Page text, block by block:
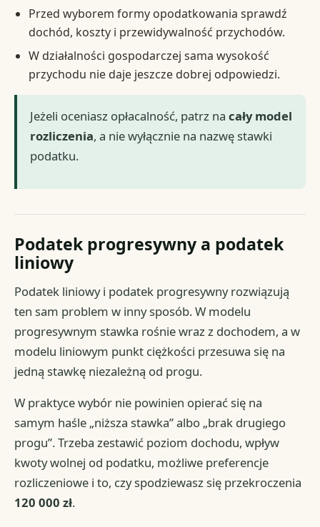
Przed wyborem formy opodatkowania sprawdź
dochód, koszty i przewidywalność przychodów.
W działalności gospodarczej sama wysokość
przychodu nie daje jeszcze dobrej odpowiedzi.
Jeżeli oceniasz opłacalność, patrz nacały model
rozliczenia, a nie wyłącznie na nazwę stawki
podatku.
Podatek progresywny a podatek
liniowy
Podatek liniowy i podatek progresywny rozwiązują
ten sam problem w inny sposób. W modelu
progresywnym stawka rośnie wraz z dochodem, a w
modelu liniowym punkt ciężkości przesuwa się na
jedną stawkę niezależną od progu.
W praktyce wybór nie powinien opierać się na
samym haśle „niższa stawka” albo „brak drugiego
progu”. Trzeba zestawić poziom dochodu, wpływ
kwoty wolnej od podatku, możliwe preferencje
rozliczeniowe i to, czy spodziewasz się przekroczenia
120 000 zł.